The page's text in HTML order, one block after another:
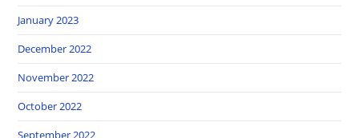
January 2023
December 2022
November 2022
October 2022
September 2022